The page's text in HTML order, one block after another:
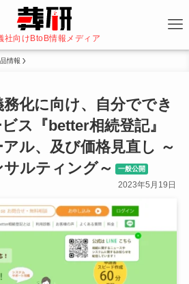
社向けBtoB情報メディア
情報
化に向け、自分ででき
ス『better相続登記』
ル、及び価格見直し ～
ルティング～
一般公開
2023年5月19日